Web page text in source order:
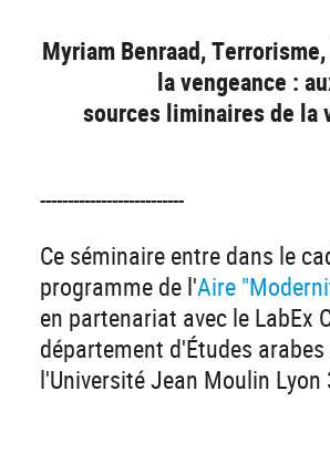
Myriam Benraad,
la vengeance :
sources liminaires de la
--------------------------
Ce séminaire entre dans le
programme de l'Aire
en partenariat avec le LabEx
département d'Études arabes
l'Université Jean Moulin Lyon